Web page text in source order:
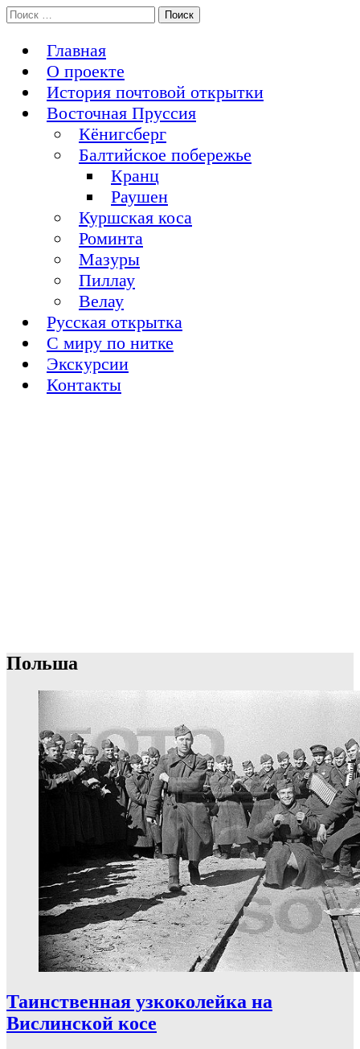
Перейти
к
История Восточной Пруссии в почтовых открытках и не
Поиск:
Главная
О проекте
История почтовой открытки
Восточная Пруссия
Кёнигсберг
Балтийское побережье
Кранц
Раушен
Куршская коса
Роминта
Мазуры
Пиллау
Велау
Русская открытка
С миру по нитке
Экскурсии
Контакты
Польша
Таинственная узкоколейка на
Вислинской косе